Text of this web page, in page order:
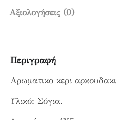
ι
Αξιολογήσεις (0)
Περιγραφή
Αρωματικο κερι αρκουδακι
Υλικό: Σόγια.